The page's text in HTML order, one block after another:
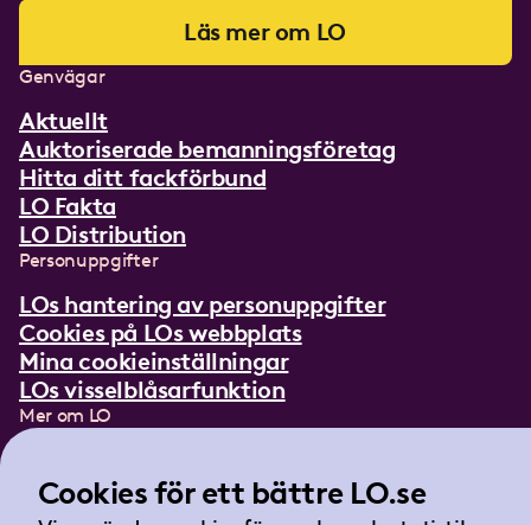
Läs mer om LO
Genvägar
Aktuellt
Auktoriserade bemanningsföretag
Hitta ditt fackförbund
LO Fakta
LO Distribution
Personuppgifter
LOs hantering av personuppgifter
Cookies på LOs webbplats
Mina cookieinställningar
LOs visselblåsarfunktion
Mer om LO
Lättläst om LO
Teckenspråksfilm
Cookies för ett bättre LO.se